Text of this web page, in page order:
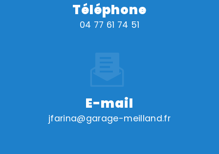
Téléphone
04 77 61 74 51
E-mail
jfarina@garage-meilland.fr